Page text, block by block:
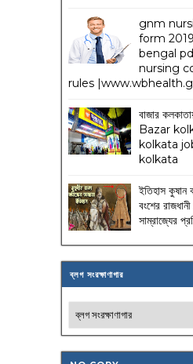
gnm
form
bengal
nursing
rules
বাজার
Bazar
kolkata
kolkata
ইতিহাস
বংশের
সাম্রাজ্যের
ব্লগ সংরক্ষাণাগার